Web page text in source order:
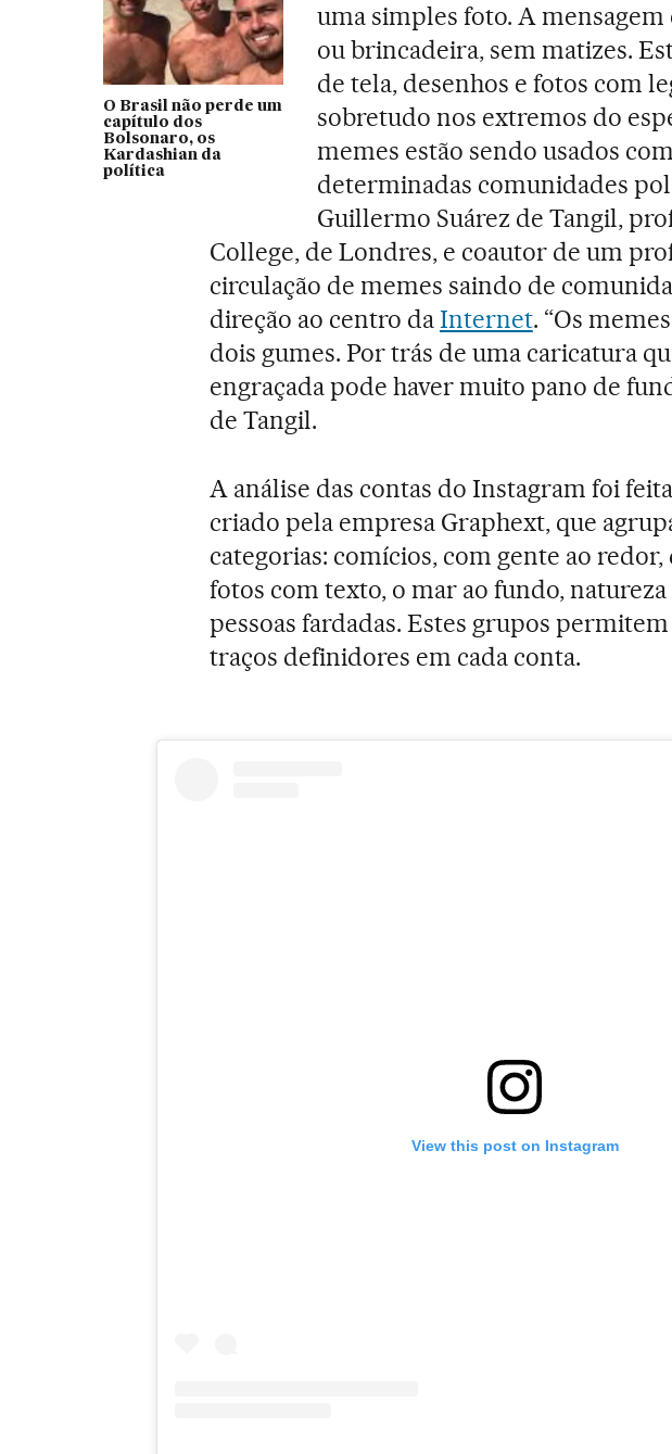
O Brasil não perde um
capítulo dos
Bolsonaro, os
Kardashian da
política
uma simples foto. A
ou brincadeira, sem matizes.
de tela, desenhos e fotos com
sobretudo nos extremos do
memes estão sendo usados
determinadas comunidades
Guillermo Suárez de Tangil,
College, de Londres, e coautor de um
circulação de memes saindo de
direção ao centro daInternet. “Os
dois gumes. Por trás de uma caricatura
engraçada pode haver muito pano de
de Tangil.
A análise das contas do Instagram foi
criado pela empresa Graphext, que
categorias: comícios, com gente ao
fotos com texto, o mar ao fundo,
pessoas fardadas. Estes grupos
traços definidores em cada conta.
View this post on Instagram